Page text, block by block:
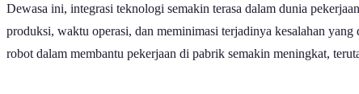
Dewasa ini, integrasi teknologi semakin terasa dalam dunia
produksi, waktu operasi, dan meminimasi terjadinya kesalahan
robot dalam membantu pekerjaan di pabrik semakin meningkat,